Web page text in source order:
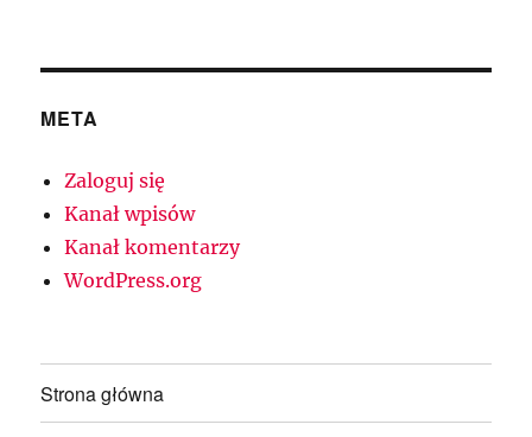
META
Zaloguj się
Kanał wpisów
Kanał komentarzy
WordPress.org
Strona główna